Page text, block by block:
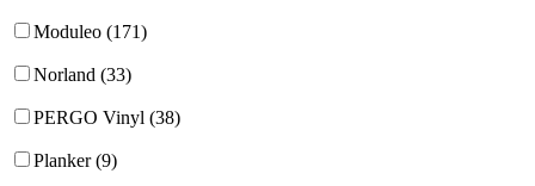
Moduleo (171)
Norland (33)
PERGO Vinyl (38)
Planker (9)